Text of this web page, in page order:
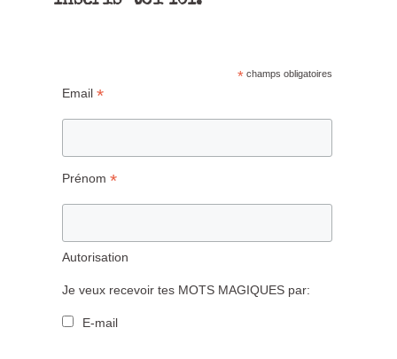
* champs obligatoires
Email *
Prénom *
Autorisation
Je veux recevoir tes MOTS MAGIQUES par:
E-mail